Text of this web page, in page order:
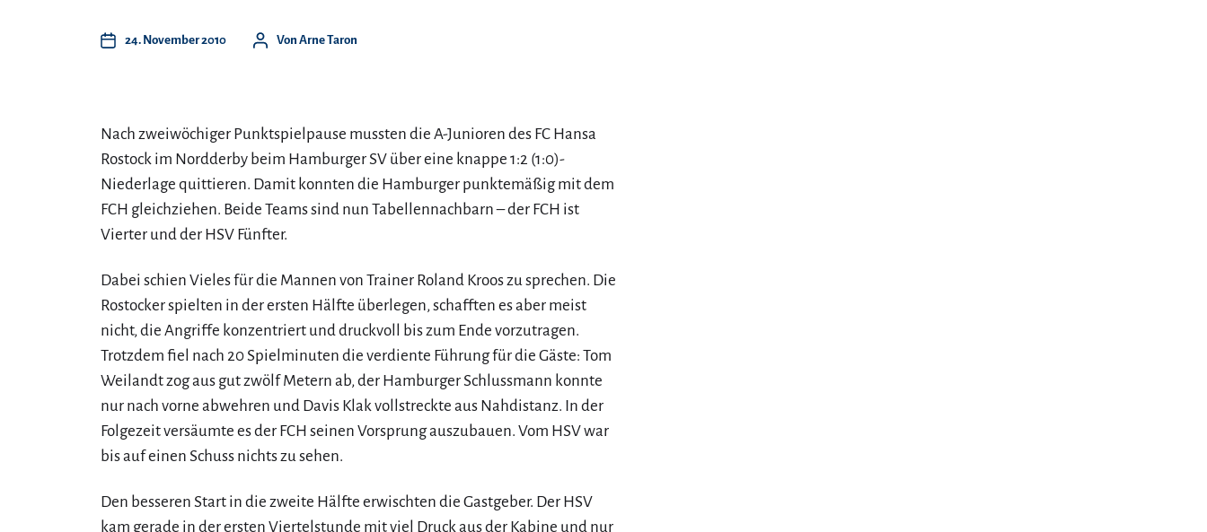
24. November 2010 Von Arne Taron
Nach zweiwöchiger Punktspielpause mussten die A-Junioren des FC Hansa
Rostock im Nordderby beim Hamburger SV über eine knappe 1:2 (1:0)-
Niederlage quittieren. Damit konnten die Hamburger punktemäßig mit dem
FCH gleichziehen. Beide Teams sind nun Tabellennachbarn – der FCH ist
Vierter und der HSV Fünfter.
Dabei schien Vieles für die Mannen von Trainer Roland Kroos zu sprechen. Die
Rostocker spielten in der ersten Hälfte überlegen, schafften es aber meist
nicht, die Angriffe konzentriert und druckvoll bis zum Ende vorzutragen.
Trotzdem fiel nach 20 Spielminuten die verdiente Führung für die Gäste: Tom
Weilandt zog aus gut zwölf Metern ab, der Hamburger Schlussmann konnte
nur nach vorne abwehren und Davis Klak vollstreckte aus Nahdistanz. In der
Folgezeit versäumte es der FCH seinen Vorsprung auszubauen. Vom HSV war
bis auf einen Schuss nichts zu sehen.
Den besseren Start in die zweite Hälfte erwischten die Gastgeber. Der HSV
kam gerade in der ersten Viertelstunde mit viel Druck aus der Kabine und nur